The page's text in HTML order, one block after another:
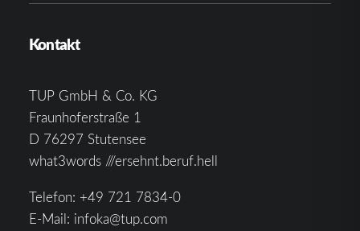
Kontakt
TUP GmbH & Co. KG
Fraunhoferstraße 1
D 76297 Stutensee
what3words ///ersehnt.beruf.hell
Telefon: +49 721 7834-0
E-Mail: infoka@tup.com